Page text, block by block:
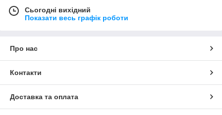
Сьогодні вихідний
Показати весь графік роботи
Про нас
Контакти
Доставка та оплата